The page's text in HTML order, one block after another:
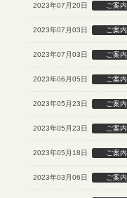
2023年07月20日 ご案内
2023年07月03日 ご案内
2023年07月03日 ご案内
2023年06月05日 ご案内
2023年05月23日 ご案内
2023年05月23日 ご案内
2023年05月18日 ご案内
2023年03月06日 ご案内